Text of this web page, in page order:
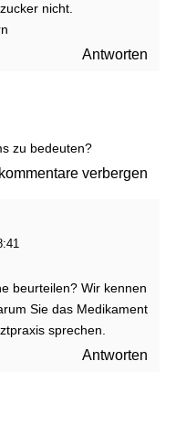
nicht.
Antworten
zu bedeuten?
verbergen
beurteilen? Wir kennen
Sie das Medikament
sprechen.
Antworten